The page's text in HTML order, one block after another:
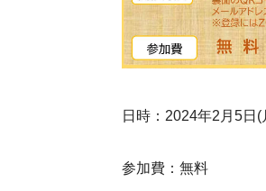
日時：2024年2月5日
参加費：無料